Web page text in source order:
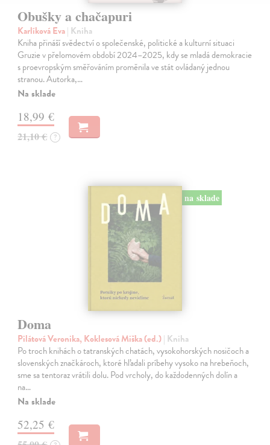
Obušky a chačapuri
Karlíková Eva| Kniha
Kniha přináší svědectví o společenské, politické a kulturní situaci
Gruzie v přelomovém období 2024–2025, kdy se mladá demokracie
s proevropským směřováním proměnila ve stát ovládaný jednou
stranou. Autorka,…
Na sklade
18,99 €
21,10 € ?
na sklade
Doma
Pilátová Veronika, Koklesová Miška (ed.)| Kniha
Po troch knihách o tatranských chatách, vysokohorských nosičoch a
slovenských značkároch, ktoré hľadali príbehy vysoko na hrebeňoch,
sme sa tentoraz vrátili dolu. Pod vrcholy, do každodenných dolín a
na…
Na sklade
52,25 €